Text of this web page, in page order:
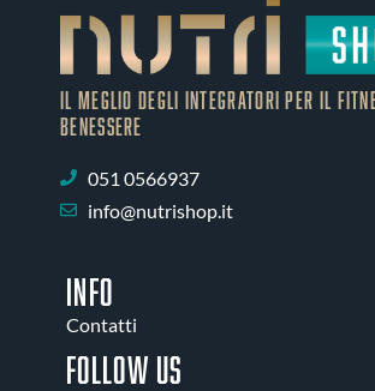
IL MEGLIO DEGLI Integratori PER IL
BENESSERE
051 0566937
info@nutrishop.it
INFO
Contatti
Follow us